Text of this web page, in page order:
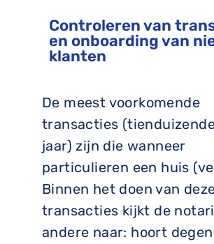
Controleren van
en onboarding van
klanten
De meest voorkomende
transacties
jaar) zijn die wanneer
particulieren een huis
Binnen het doen van
transacties kijkt de
andere naar: hoort